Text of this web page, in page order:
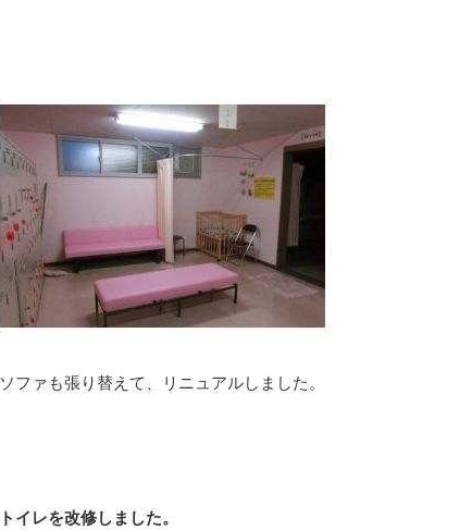
ソファも張り替えて、リニュアルしました。
トイレを改修しました。